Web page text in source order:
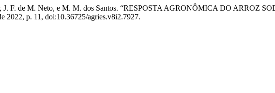
F. de M. Neto, e M. M. dos Santos. “RESPOSTA AGRONÔMICA DO ARROZ
2022, p. 11, doi:10.36725/agries.v8i2.7927.